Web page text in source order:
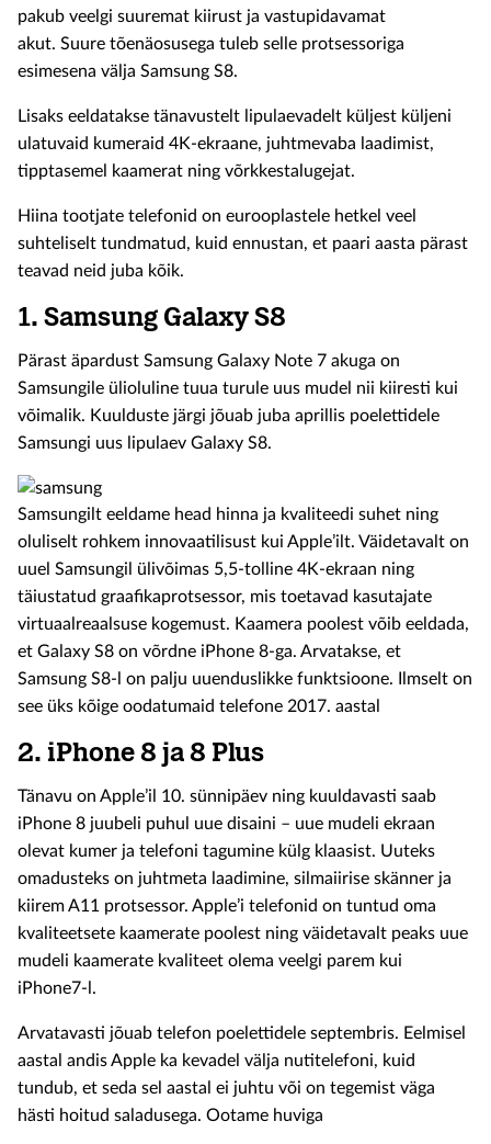
pakub veelgi suuremat kiirust ja vastupidavamat
akut. Suure tõenäosusega tuleb selle protsessoriga
esimesena välja Samsung S8.
Lisaks eeldatakse tänavustelt lipulaevadelt küljest küljeni
ulatuvaid kumeraid 4K-ekraane, juhtmevaba laadimist,
tipptasemel kaamerat ning võrkkestalugejat.
Hiina tootjate telefonid on eurooplastele hetkel veel
suhteliselt tundmatud, kuid ennustan, et paari aasta pärast
teavad neid juba kõik.
1. Samsung Galaxy S8
Pärast äpardust Samsung Galaxy Note 7 akuga on
Samsungile ülioluline tuua turule uus mudel nii kiiresti kui
võimalik. Kuulduste järgi jõuab juba aprillis poelettidele
Samsungi uus lipulaev Galaxy S8.
Samsungilt eeldame head hinna ja kvaliteedi suhet ning
oluliselt rohkem innovaatilisust kui Apple’ilt. Väidetavalt on
uuel Samsungil ülivõimas 5,5-tolline 4K-ekraan ning
täiustatud graafikaprotsessor, mis toetavad kasutajate
virtuaalreaalsuse kogemust. Kaamera poolest võib eeldada,
et Galaxy S8 on võrdne iPhone 8-ga. Arvatakse, et
Samsung S8-l on palju uuenduslikke funktsioone. Ilmselt on
see üks kõige oodatumaid telefone 2017. aastal
2. iPhone 8 ja 8 Plus
Tänavu on Apple’il 10. sünnipäev ning kuuldavasti saab
iPhone 8 juubeli puhul uue disaini – uue mudeli ekraan
olevat kumer ja telefoni tagumine külg klaasist. Uuteks
omadusteks on juhtmeta laadimine, silmaiirise skänner ja
kiirem A11 protsessor. Apple’i telefonid on tuntud oma
kvaliteetsete kaamerate poolest ning väidetavalt peaks uue
mudeli kaamerate kvaliteet olema veelgi parem kui
iPhone7-l.
Arvatavasti jõuab telefon poelettidele septembris. Eelmisel
aastal andis Apple ka kevadel välja nutitelefoni, kuid
tundub, et seda sel aastal ei juhtu või on tegemist väga
hästi hoitud saladusega. Ootame huviga